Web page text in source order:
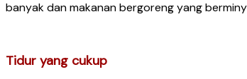
banyak dan makanan bergoreng yang
Tidur yang cukup